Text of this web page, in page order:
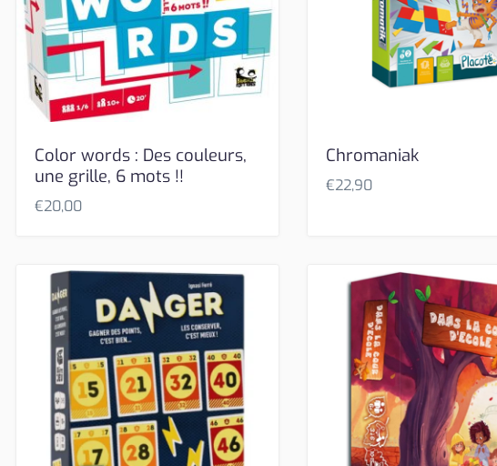
Color words : Des couleurs,
une grille, 6 mots !!
€20,00
Chromaniak
€22,90